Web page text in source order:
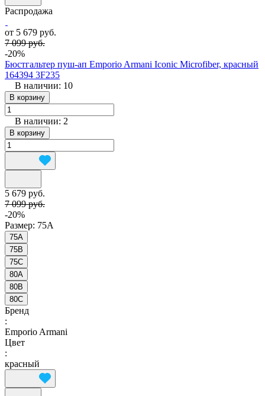
Распродажа
от 5 679 руб.
7 099 руб.
-20%
Бюстгальтер пуш-ап Emporio Armani Iconic Microfiber, красный
164394 3F235
В наличии: 10
В корзину
В наличии: 2
В корзину
5 679 руб.
7 099 руб.
-20%
Размер: 75A
75A
75B
75C
80A
80B
80C
Бренд
:
Emporio Armani
Цвет
:
красный